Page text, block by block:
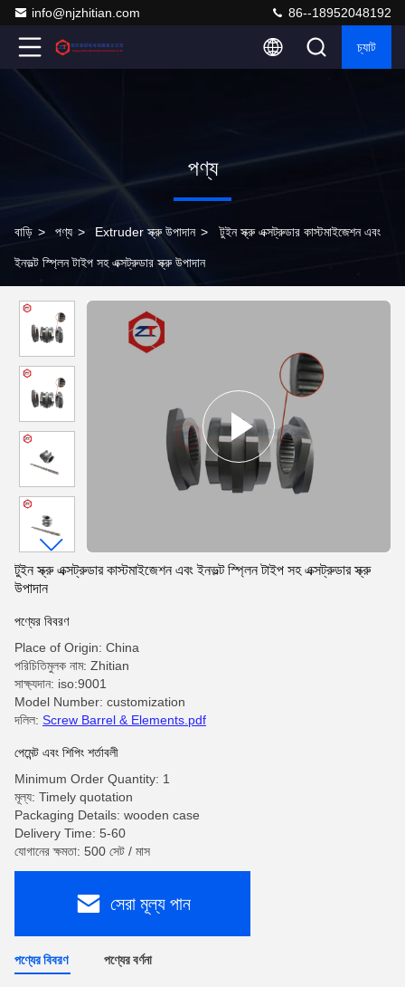
info@njzhitian.com 86--18952048192
চ্যাট
পণ্য
বাড়ি > পণ্য > Extruder স্ক্রু উপাদান > টুইন স্ক্রু এক্সট্রুডার কাস্টমাইজেশন এবং
ইনভল্ট স্প্লিন টাইপ সহ এক্সট্রুডার স্ক্রু উপাদান
টুইন স্ক্রু এক্সট্রুডার কাস্টমাইজেশন এবং ইনভল্ট স্প্লিন টাইপ সহ এক্সট্রুডার স্ক্রু
উপাদান
পণ্যের বিবরণ
Place of Origin: China
পরিচিতিমুলক নাম: Zhitian
সাক্ষ্যদান: iso:9001
Model Number: customization
দলিল: Screw Barrel & Elements.pdf
পেমেন্ট এবং শিপিং শর্তাবলী
Minimum Order Quantity: 1
মূল্য: Timely quotation
Packaging Details: wooden case
Delivery Time: 5-60
যোগানের ক্ষমতা: 500 সেট / মাস
সেরা মূল্য পান
পণ্যের বিবরণ পণ্যের বর্ণনা